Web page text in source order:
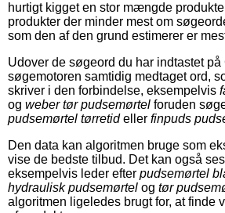
hurtigt kigget en stor mængde
produkter der minder mest om
som den af den grund estimerer er
Udover de søgeord du har indtastet på
søgemotoren samtidig medtaget ord,
skriver i den forbindelse, eksempelvis
og weber tør pudsemørtel foruden
pudsemørtel tørretideller finpuds
Den data kan algoritmen bruge som
vise de bedste tilbud. Det kan også
eksempelvis leder efter pudsemørtel
hydraulisk pudsemørtel og tør
algoritmen ligeledes brugt for, at finde